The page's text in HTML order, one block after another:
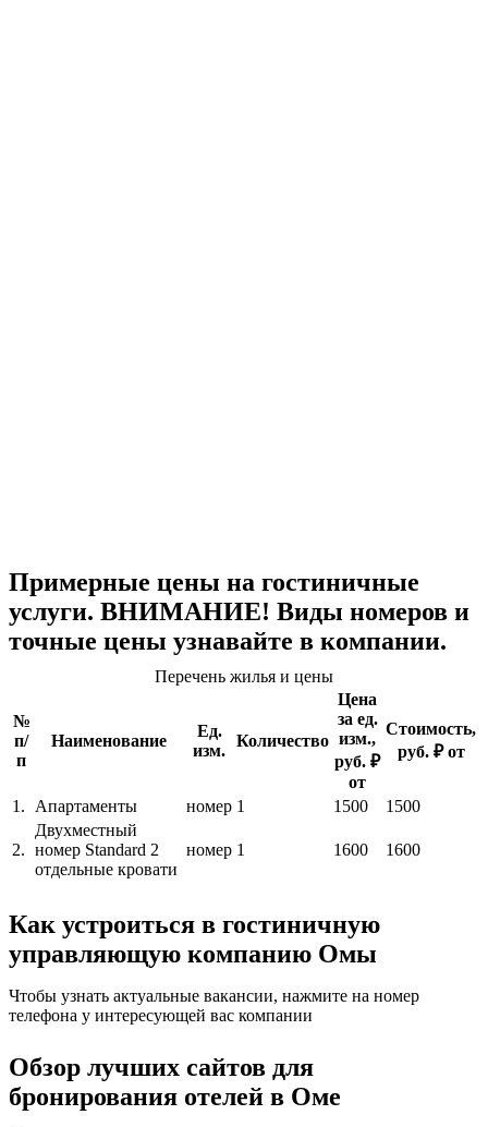
Примерные цены на гостиничные
услуги. ВНИМАНИЕ! Виды номеров и
точные цены узнавайте в компании.
Перечень жилья и цены
№
п/
п
Наименование
Ед.
изм.
Количество
Цена
за ед.
изм.,
руб. ₽
от
Стоимость,
руб. ₽ от
1. Апартаменты номер 1 1500 1500
2.
Двухместный
номер Standard 2
отдельные кровати
номер 1 1600 1600
Как устроиться в гостиничную
управляющую компанию Омы
Чтобы узнать актуальные вакансии, нажмите на номер
телефона у интересующей вас компании
Обзор лучших сайтов для
бронирования отелей в Оме